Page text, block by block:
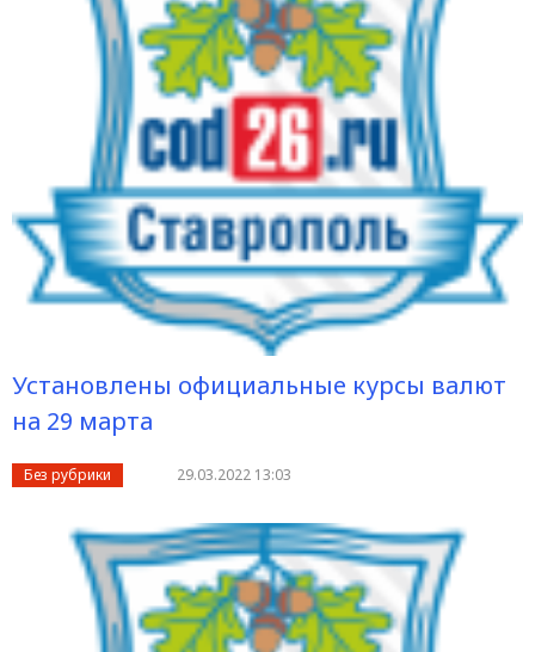
Установлены официальные курсы валют
на 29 марта
Без рубрики 29.03.2022 13:03